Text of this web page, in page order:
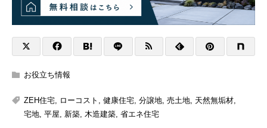
お役立ち情報
ZEH住宅, ローコスト , 健康住宅, 分譲地, 売土地, 天然無垢材,
宅地, 平屋, 新築, 木造建築, 省エネ住宅